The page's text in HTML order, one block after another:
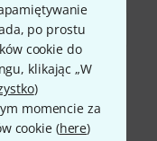
po prostu
cookie do
klikając „W
)
momencie za
cookie (here)
Przelew